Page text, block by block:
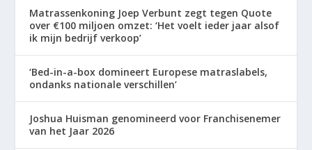
Matrassenkoning Joep Verbunt zegt tegen Quote
over €100 miljoen omzet: ‘Het voelt ieder jaar alsof
ik mijn bedrijf verkoop’
‘Bed-in-a-box domineert Europese matraslabels,
ondanks nationale verschillen’
Joshua Huisman genomineerd voor Franchisenemer
van het Jaar 2026